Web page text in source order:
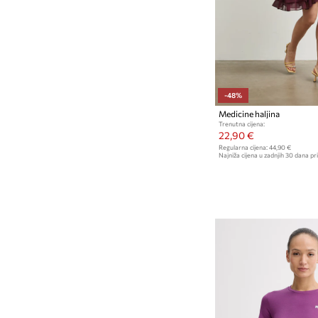
-48%
Medicine haljina
Trenutna cijena:
22,90 €
Regularna cijena: 44,90 €
Najniža cijena u zadnjih 30 dana